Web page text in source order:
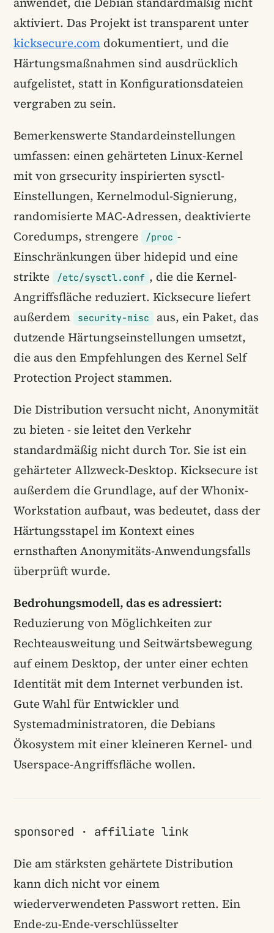
aktiviert. Das Projekt ist transparent unter
kicksecure.com dokumentiert, und die
Härtungsmaßnahmen sind ausdrücklich
aufgelistet, statt in Konfigurationsdateien
vergraben zu sein.
Bemerkenswerte Standardeinstellungen
umfassen: einen gehärteten Linux-Kernel
mit von grsecurity inspirierten sysctl-
Einstellungen, Kernelmodul-Signierung,
randomisierte MAC-Adressen, deaktivierte
Coredumps, strengere
/proc -
Einschränkungen über hidepid und eine
strikte
/etc/sysctl.conf , die die Kernel-
Angriffsfläche reduziert. Kicksecure liefert
außerdem
security-misc
aus, ein Paket, das
dutzende Härtungseinstellungen umsetzt,
die aus den Empfehlungen des Kernel Self
Protection Project stammen.
Die Distribution versucht nicht, Anonymität
zu bieten - sie leitet den Verkehr
standardmäßig nicht durch Tor. Sie ist ein
gehärteter Allzweck-Desktop. Kicksecure ist
außerdem die Grundlage, auf der Whonix-
Workstation aufbaut, was bedeutet, dass der
Härtungsstapel im Kontext eines
ernsthaften Anonymitäts-Anwendungsfalls
überprüft wurde.
Bedrohungsmodell, das es adressiert:
Reduzierung von Möglichkeiten zur
Rechteausweitung und Seitwärtsbewegung
auf einem Desktop, der unter einer echten
Identität mit dem Internet verbunden ist.
Gute Wahl für Entwickler und
Systemadministratoren, die Debians
Ökosystem mit einer kleineren Kernel- und
Userspace-Angriffsfläche wollen.
sponsored · affiliate link
Die am stärksten gehärtete Distribution
kann dich nicht vor einem
wiederverwendeten Passwort retten. Ein
Ende-zu-Ende-verschlüsselter